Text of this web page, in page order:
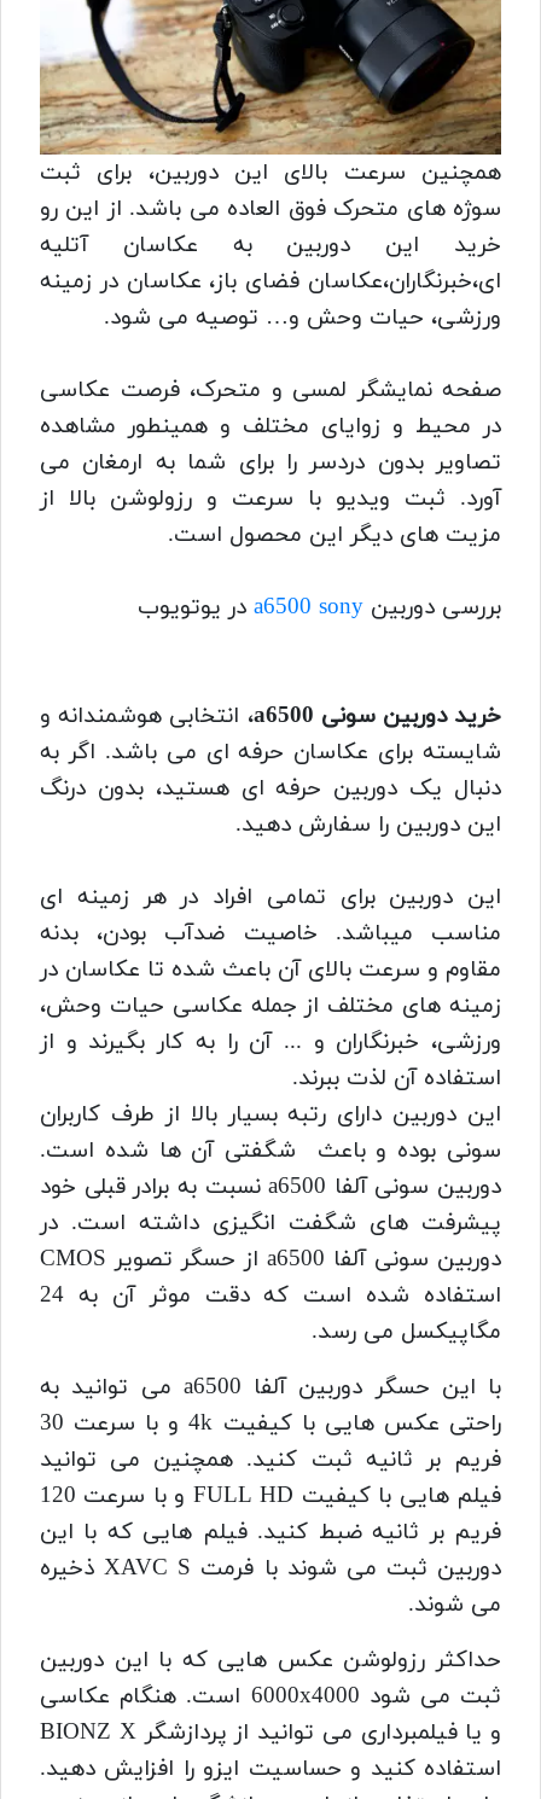
همچنین سرعت بالای این دوربین، برای ثبت
سوژه های متحرک فوق العاده می باشد. از این رو
خرید این دوربین به عکاسان آتلیه
ای،خبرنگاران،عکاسان فضای باز، عکاسان در زمینه
ورزشی، حیات وحش و… توصیه می شود.
صفحه نمایشگر لمسی و متحرک، فرصت عکاسی
در محیط و زوایای مختلف و همینطور مشاهده
تصاویر بدون دردسر را برای شما به ارمغان می
آورد. ثبت ویدیو با سرعت و رزولوشن بالا از
مزیت های دیگر این محصول است.
بررسی دوربین a6500 sony در یوتویوب
خرید دوربین سونی a6500
، انتخابی هوشمندانه و
شایسته برای عکاسان حرفه ای می باشد. اگر به
دنبال یک دوربین حرفه ای هستید، بدون درنگ
این دوربین را سفارش دهید.
این دوربین برای تمامی افراد در هر زمینه ای
مناسب میباشد. خاصیت ضدآب بودن، بدنه
مقاوم و سرعت بالای آن باعث شده تا عکاسان در
زمینه های مختلف از جمله عکاسی حیات وحش،
ورزشی، خبرنگاران و ... آن را به کار بگیرند و از
استفاده آن لذت ببرند.
این دوربین دارای رتبه بسیار بالا از طرف کاربران
سونی بوده و باعث شگفتی آن ها شده است.
دوربین سونی آلفا a6500 نسبت به برادر قبلی خود
پیشرفت های شگفت انگیزی داشته است. در
دوربین سونی آلفا a6500 از حسگر تصویر CMOS
استفاده شده است که دقت موثر آن به 24
مگاپیکسل می رسد.
با این حسگر دوربین آلفا a6500 می توانید به
راحتی عکس هایی با کیفیت 4k و با سرعت 30
فریم بر ثانیه ثبت کنید. همچنین می توانید
فیلم هایی با کیفیت FULL HD و با سرعت 120
فریم بر ثانیه ضبط کنید.فیلم هایی که با این
دوربین ثبت می شوند با فرمت XAVC S ذخیره
می شوند.
حداکثر رزولوشن عکس هایی که با این دوربین
ثبت می شود 6000x4000 است.
هنگام عکاسی
و یا فیلمبرداری می توانید از پردازشگر BIONZ X
استفاده کنید و حساسیت ایزو را افزایش دهید.